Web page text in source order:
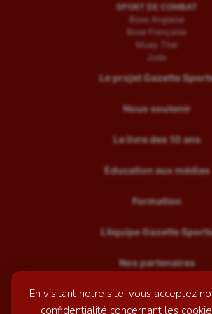
En visitant notre site, vous acceptez
confidentialité concernant les
SPORT DE COMBAT
Boxe Anglaise
Boxe Française
Muay Thaï
Judo
Le projet Gazette
Nous soutenir
Le livre des 10 ans
Education aux médias
Formation
L’équipe Gazette
Nos partenaires
Recrutement